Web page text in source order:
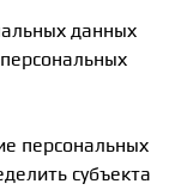
данных
персональных
субъекта